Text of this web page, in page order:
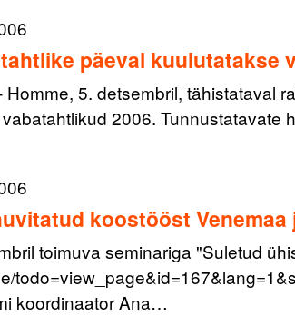
päeval kuulutatakse
Homme, 5. detsembril, tähistataval
2006.
koostööst Venemaa
toimuva seminariga "Suletud
koordinaator Ana…